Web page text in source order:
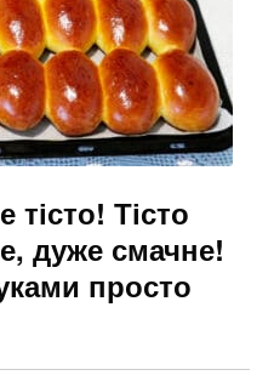
тісто! Тісто
дуже смачне!
просто